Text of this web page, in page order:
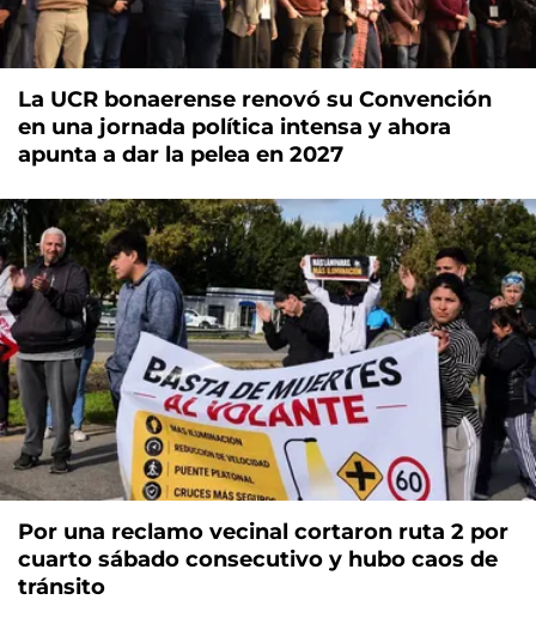
La UCR bonaerense renovó su Convención
en una jornada política intensa y ahora
apunta a dar la pelea en 2027
Por una reclamo vecinal cortaron ruta 2 por
cuarto sábado consecutivo y hubo caos de
tránsito